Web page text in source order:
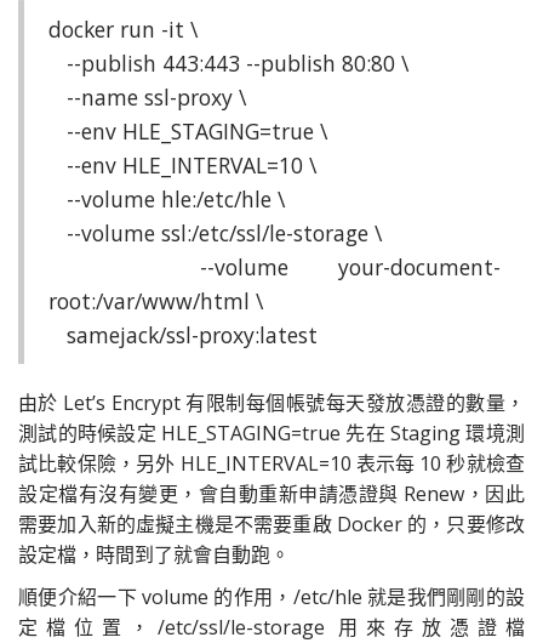
docker run -it \
--publish 443:443 --publish 80:80 \
--name ssl-proxy \
--env HLE_STAGING=true \
--env HLE_INTERVAL=10 \
--volume hle:/etc/hle \
--volume ssl:/etc/ssl/le-storage \
--volume your-document-
root:/var/www/html \
samejack/ssl-proxy:latest
由於 Let’s Encrypt 有限制每個帳號每天發放憑證的數量，
測試的時候設定 HLE_STAGING=true 先在 Staging 環境測
試比較保險，另外 HLE_INTERVAL=10 表示每 10 秒就檢查
設定檔有沒有變更，會自動重新申請憑證與 Renew，因此
需要加入新的虛擬主機是不需要重啟 Docker 的，只要修改
設定檔，時間到了就會自動跑。
順便介紹一下 volume 的作用，/etc/hle 就是我們剛剛的設
定檔位置，/etc/ssl/le-storage 用來存放憑證檔